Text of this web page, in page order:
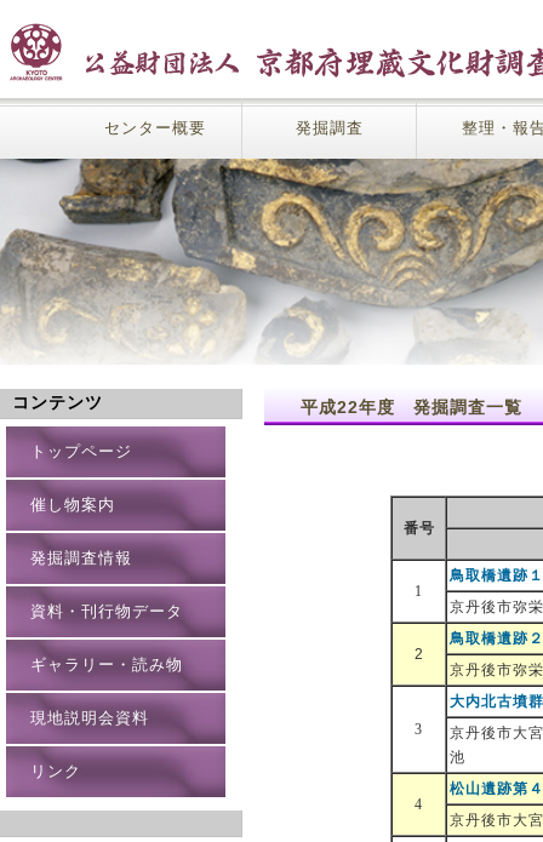
センター概要 発掘調査 整理・報
平成22年度 発掘調査一覧
番号
1
鳥取橋遺跡
京丹後市弥
2
鳥取橋遺跡
京丹後市弥
3
大内北古墳
京丹後市大
池
4
松山遺跡第
京丹後市大
コンテンツ
トップページ
催し物案内
発掘調査情報
資料・刊行物データ
ギャラリー・読み物
現地説明会資料
リンク